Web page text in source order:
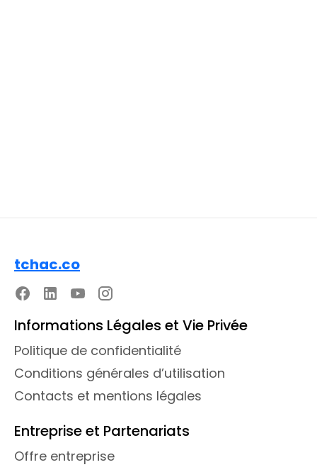
tchac.co
Informations Légales et Vie Privée
Politique de confidentialité
Conditions générales d’utilisation
Contacts et mentions légales
Entreprise et Partenariats
Offre entreprise